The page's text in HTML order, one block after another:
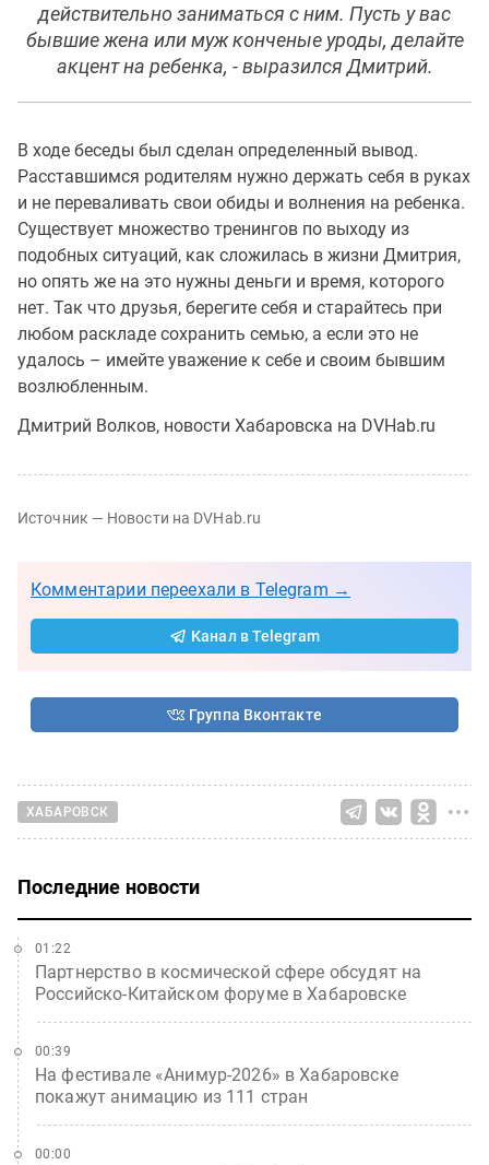
действительно заниматься с ним. Пусть у вас
бывшие жена или муж конченые уроды, делайте
акцент на ребенка, - выразился Дмитрий.
В ходе беседы был сделан определенный вывод.
Расставшимся родителям нужно держать себя в руках
и не переваливать свои обиды и волнения на ребенка.
Существует множество тренингов по выходу из
подобных ситуаций, как сложилась в жизни Дмитрия,
но опять же на это нужны деньги и время, которого
нет. Так что друзья, берегите себя и старайтесь при
любом раскладе сохранить семью, а если это не
удалось – имейте уважение к себе и своим бывшим
возлюбленным.
Дмитрий Волков, новости Хабаровска на DVHab.ru
Источник — Новости на DVHab.ru
Комментарии переехали в Telegram →
Канал в Telegram
Группа Вконтакте
ХАБАРОВСК
Последние новости
Партнерство в космической сфере обсудят на
Российско-Китайском форуме в Хабаровске
01:22
На фестивале «Анимур-2026» в Хабаровске
покажут анимацию из 111 стран
00:39
00:00